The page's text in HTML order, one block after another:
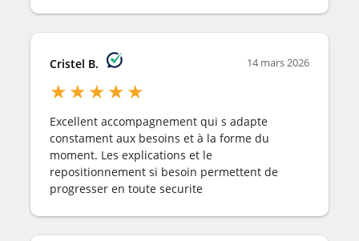
Cristel B. 14 mars 2026
★★★★★
Excellent accompagnement qui s adapte
constament aux besoins et à la forme du
moment. Les explications et le
repositionnement si besoin permettent de
progresser en toute securite